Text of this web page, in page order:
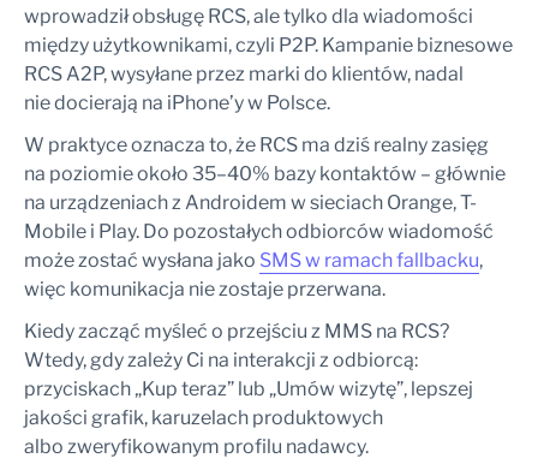
wprowadził obsługę RCS, ale tylko dla wiadomości
między użytkownikami, czyli P2P. Kampanie biznesowe
RCS A2P, wysyłane przez marki do klientów, nadal
nie docierają na iPhone’y w Polsce.
W praktyce oznacza to, że RCS ma dziś realny zasięg
na poziomie około 35–40% bazy kontaktów – głównie
na urządzeniach z Androidem w sieciach Orange, T-
Mobile i Play. Do pozostałych odbiorców wiadomość
może zostać wysłana jako SMS w ramach fallbacku,
więc komunikacja nie zostaje przerwana.
Kiedy zacząć myśleć o przejściu z MMS na RCS?
Wtedy, gdy zależy Ci na interakcji z odbiorcą:
przyciskach „Kup teraz” lub „Umów wizytę”, lepszej
jakości grafik, karuzelach produktowych
albo zweryfikowanym profilu nadawcy.